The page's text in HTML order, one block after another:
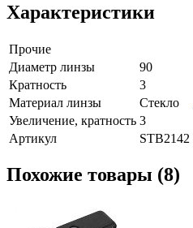
Характеристики
Прочие
Диаметр линзы
90
Кратность
3
Материал линзы
Стекло
Увеличение, кратность 3
Артикул
STB2142
Похожие товары (8)